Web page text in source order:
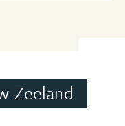
Zeeland